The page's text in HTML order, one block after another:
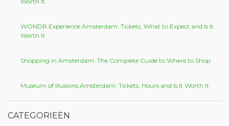
WONDR Experience Amsterdam: Tickets, What to Expect and Is It
Worth It
Shopping in Amsterdam: The Complete Guide to Where to Shop
Museum of Illusions Amsterdam: Tickets, Hours and Is It Worth It
CATEGORIEËN